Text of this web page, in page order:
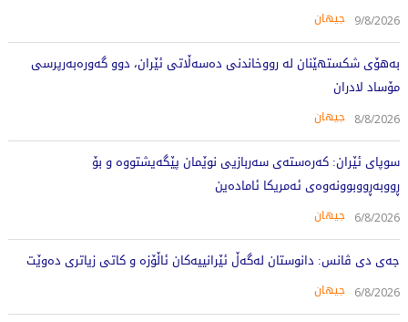
9/8/2026 جیهان
بەهۆی شکستهێنان لە رووخاندنی دەسەڵاتی ئێران، دوو گەورەبەرپرسی
مۆساد لادران
8/8/2026 جیهان
سوپای ئێران: کەرەستەی سەربازیی نوێمان پێگەیشتووە و بۆ
ڕووبەڕووبوونەوەی ئەمریکا ئامادەین
6/8/2026 جیهان
جەی دی ڤانس: دانوستان لەگەڵ ئێرانییەکان ئاڵۆزە و کاتی زیاتری دەوێت
6/8/2026 جیهان